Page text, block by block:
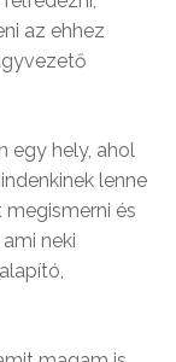
az ehhez
egy hely, ahol
lenne
megismerni és
neki